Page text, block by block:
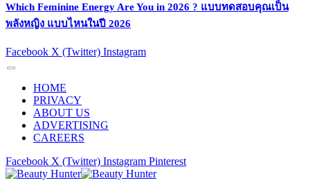
Which Feminine Energy Are You in 2026 ? แบบทดสอบคุณเป็น
พลังหญิง แบบไหนในปี 2026
Facebook X (Twitter) Instagram
HOME
PRIVACY
ABOUT US
ADVERTISING
CAREERS
Facebook X (Twitter) Instagram Pinterest